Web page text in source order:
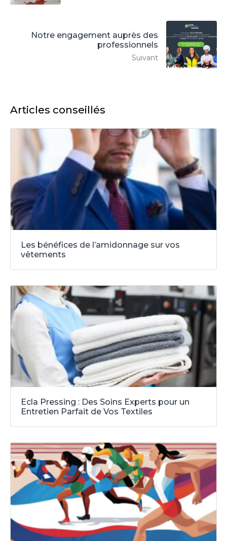
Notre engagement auprès des
professionnels
Suivant
Articles conseillés
Les bénéfices de l’amidonnage sur vos
vêtements
Ecla Pressing : Des Soins Experts pour un
Entretien Parfait de Vos Textiles